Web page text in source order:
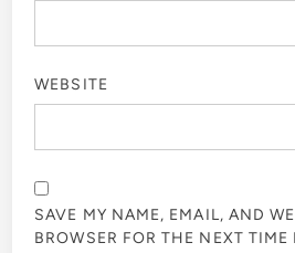
WEBSITE
SAVE MY NAME, EMAIL, AND
BROWSER FOR THE NEXT